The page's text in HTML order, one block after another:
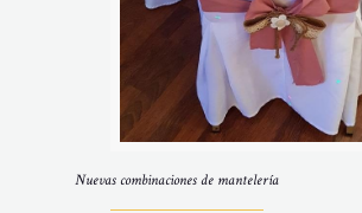
Nuevas combinaciones de mantelería